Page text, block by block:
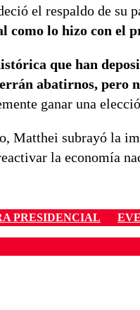
el respaldo de su
como lo hizo con el
que han
abatirnos, pero
ganar una
Matthei subrayó la
la economía
PRESIDENCIAL